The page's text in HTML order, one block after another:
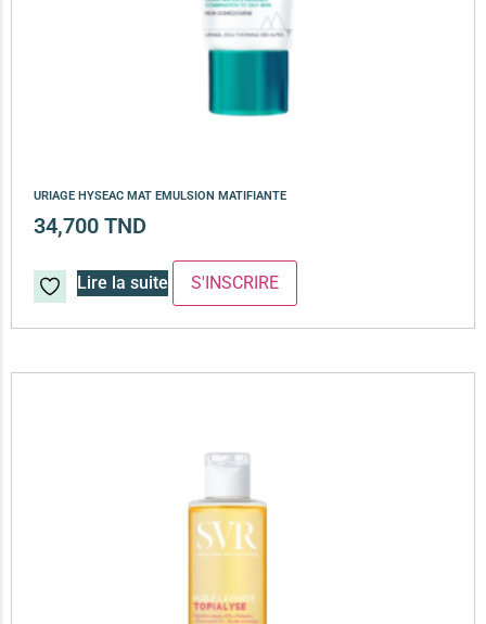
URIAGE HYSEAC MAT EMULSION MATIFIANTE
34,700 TND
Lire la suite